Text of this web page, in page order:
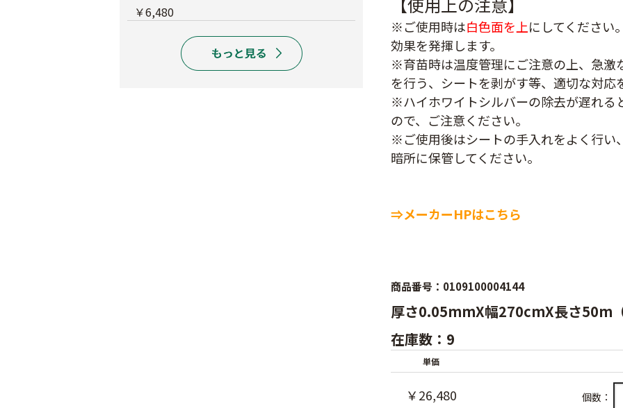
￥6,480
※ご使用時は白色面を上にしてください
効果を発揮します。
※育苗時は温度管理にご注意の上、急激
を行う、シートを剥がす等、適切な対応
※ハイホワイトシルバーの除去が遅れる
ので、ご注意ください。
※ご使用後はシートの手入れをよく行い
暗所に保管してください。
⇒メーカーHPはこちら
商品番号：0109100004144
厚さ0.05mmX幅270cmX長さ50m
在庫数：9
単価
￥26,480 個数：